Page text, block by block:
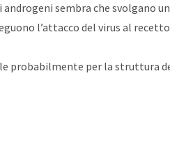
sembra che svolgano
l’attacco del virus al
probabilmente per la struttura